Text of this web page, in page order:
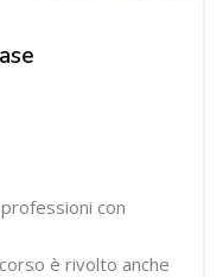
con
è rivolto anche